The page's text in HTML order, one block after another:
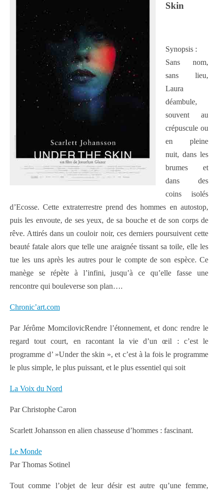
Skin
Synopsis :
Sans nom,
sans lieu,
Laura
déambule,
souvent au
crépuscule ou
en pleine
nuit, dans les
brumes et
dans des
coins isolés
d’Ecosse. Cette extraterrestre prend des hommes en autostop,
puis les envoute, de ses yeux, de sa bouche et de son corps de
rêve. Attirés dans un couloir noir, ces derniers poursuivent cette
beauté fatale alors que telle une araignée tissant sa toile, elle les
tue les uns après les autres pour le compte de son espèce. Ce
manège se répète à l’infini, jusqu’à ce qu’elle fasse une
rencontre qui bouleverse son plan….
Chronic’art.com
Par Jérôme MomcilovicRendre l’étonnement, et donc rendre le
regard tout court, en racontant la vie d’un œil : c’est le
programme d’ »Under the skin », et c’est à la fois le programme
le plus simple, le plus puissant, et le plus essentiel qui soit
La Voix du Nord
Par Christophe Caron
Scarlett Johansson en alien chasseuse d’hommes : fascinant.
Le Monde
Par Thomas Sotinel
Tout comme l’objet de leur désir est autre qu’une femme,